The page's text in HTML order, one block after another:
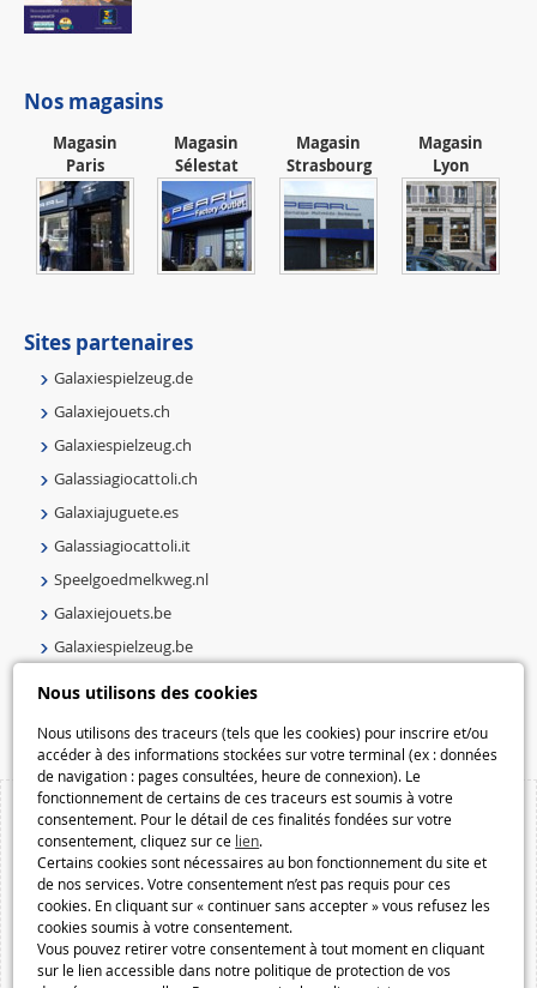
Nous utilisons des cookies
Nous utilisons des traceurs (tels que les cookies) pour inscrire et/ou
accéder à des informations stockées sur votre terminal (ex : données
de navigation : pages consultées, heure de connexion). Le
fonctionnement de certains de ces traceurs est soumis à votre
consentement. Pour le détail de ces finalités fondées sur votre
consentement, cliquez sur ce lien.
Certains cookies sont nécessaires au bon fonctionnement du site et
de nos services. Votre consentement n’est pas requis pour ces
cookies. En cliquant sur « continuer sans accepter » vous refusez les
cookies soumis à votre consentement.
Vous pouvez retirer votre consentement à tout moment en cliquant
sur le lien accessible dans notre politique de protection de vos
Nos magasins
Magasin
Paris
Magasin
Sélestat
Magasin
Strasbourg
Magasin
Lyon
Sites partenaires
Galaxiespielzeug.de
Galaxiejouets.ch
Galaxiespielzeug.ch
Galassiagiocattoli.ch
Galaxiajuguete.es
Galassiagiocattoli.it
Speelgoedmelkweg.nl
Galaxiejouets.be
Galaxiespielzeug.be